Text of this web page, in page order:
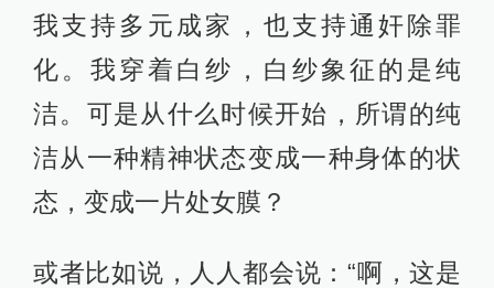
我支持多元成家，也支持通奸除罪
化。我穿着白纱，白纱象征的是纯
洁。可是从什么时候开始，所谓的纯
洁从一种精神状态变成一种身体的状
态，变成一片处女膜？
或者比如说，人人都会说：“啊，这是